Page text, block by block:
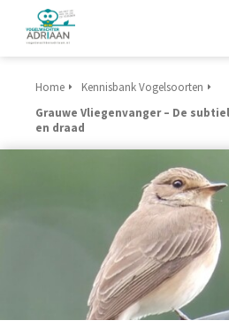
Home
Kennisbank Vogelsoorten
Grauwe Vliegenvanger – De
en draad